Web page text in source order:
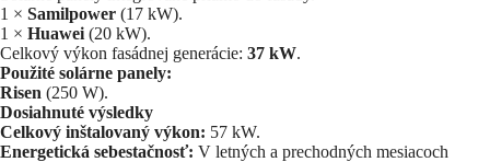
1 × Samilpower (17 kW).
1 × Huawei (20 kW).
Celkový výkon fasádnej generácie: 37 kW.
Použité solárne panely:
Risen (250 W).
Dosiahnuté výsledky
Celkový inštalovaný výkon: 57 kW.
Energetická sebestačnosť: V letných a prechodných mesiacoch